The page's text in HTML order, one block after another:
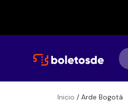
Inicio / Arde Bogotá